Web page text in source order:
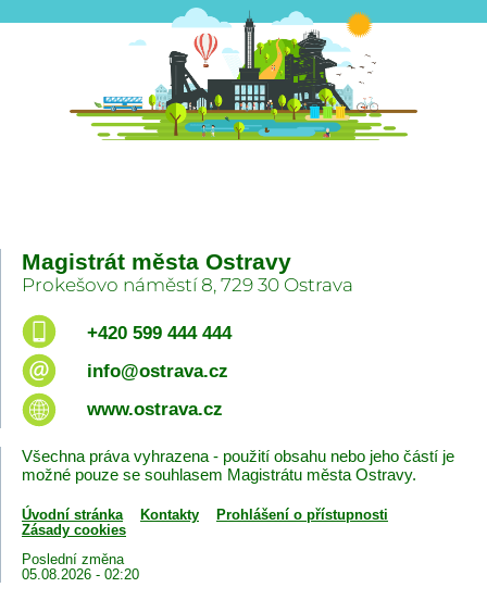
Magistrát města Ostravy
Prokešovo náměstí 8, 729 30 Ostrava
+420 599 444 444
info@ostrava.cz
www.ostrava.cz
Všechna práva vyhrazena - použití obsahu nebo jeho částí je
možné pouze se souhlasem Magistrátu města Ostravy.
Úvodní stránka Kontakty
Prohlášení o přístupnosti
Zásady cookies
Poslední změna
05.08.2026 - 02:20